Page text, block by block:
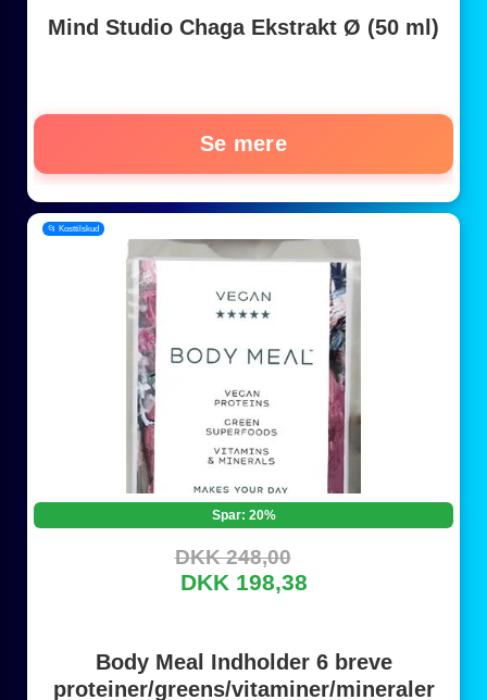
Mind Studio Chaga Ekstrakt Ø (50 ml)
Se mere
📂 Kosttilskud
Spar: 20%
DKK 248,00
DKK 198,38
Body Meal Indholder 6 breve
proteiner/greens/vitaminer/mineraler